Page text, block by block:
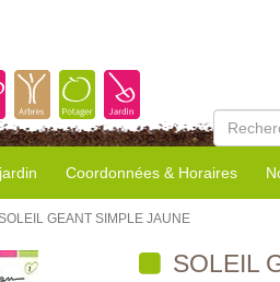
Coordonnées & Horaires
GEANT SIMPLE JAUNE
SOLEIL